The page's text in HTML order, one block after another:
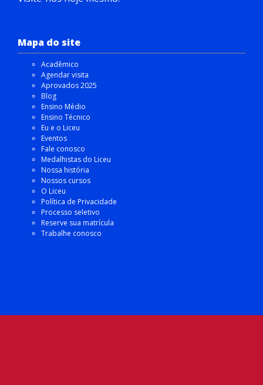
Mapa do site
Acadêmico
Agendar visita
Aprovados 2025
Blog
Ensino Médio
Ensino Técnico
Eu e o Liceu
Eventos
Fale conosco
Medalhistas do Liceu
Nossa história
Nossos cursos
O Liceu
Política de Privacidade
Processo seletivo
Reserve sua matrícula
Trabalhe conosco